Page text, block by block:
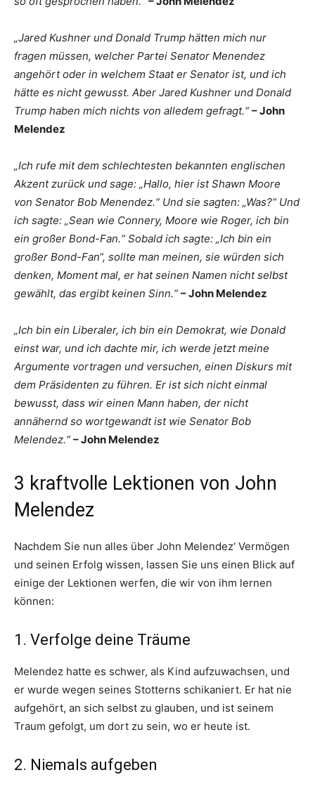
„Jared Kushner und Donald Trump hätten mich nur
fragen müssen, welcher Partei Senator Menendez
angehört oder in welchem Staat er Senator ist, und ich
hätte es nicht gewusst. Aber Jared Kushner und Donald
Trump haben mich nichts von alledem gefragt.“– John
Melendez
„Ich rufe mit dem schlechtesten bekannten englischen
Akzent zurück und sage: „Hallo, hier ist Shawn Moore
von Senator Bob Menendez.“ Und sie sagten: „Was?“ Und
ich sagte: „Sean wie Connery, Moore wie Roger, ich bin
ein großer Bond-Fan.“ Sobald ich sagte: „Ich bin ein
großer Bond-Fan“, sollte man meinen, sie würden sich
denken, Moment mal, er hat seinen Namen nicht selbst
gewählt, das ergibt keinen Sinn.“ – John Melendez
„Ich bin ein Liberaler, ich bin ein Demokrat, wie Donald
einst war, und ich dachte mir, ich werde jetzt meine
Argumente vortragen und versuchen, einen Diskurs mit
dem Präsidenten zu führen. Er ist sich nicht einmal
bewusst, dass wir einen Mann haben, der nicht
annähernd so wortgewandt ist wie Senator Bob
Melendez.“– John Melendez
3 kraftvolle Lektionen von John
Melendez
Nachdem Sie nun alles über John Melendez‘ Vermögen
und seinen Erfolg wissen, lassen Sie uns einen Blick auf
einige der Lektionen werfen, die wir von ihm lernen
können:
1. Verfolge deine Träume
Melendez hatte es schwer, als Kind aufzuwachsen, und
er wurde wegen seines Stotterns schikaniert. Er hat nie
aufgehört, an sich selbst zu glauben, und ist seinem
Traum gefolgt, um dort zu sein, wo er heute ist.
2. Niemals aufgeben